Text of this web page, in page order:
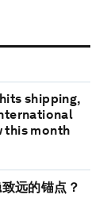
shipping,
this month
远的锚点？